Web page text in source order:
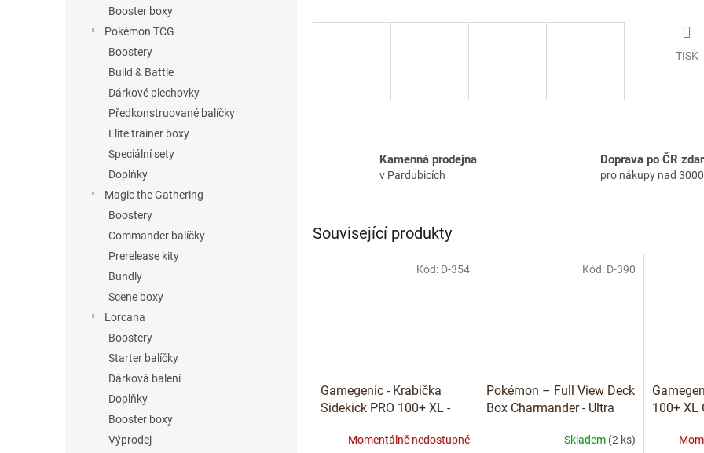
Booster boxy
Pokémon TCG
Boostery
Build & Battle
Dárkové plechovky
Předkonstruované balíčky
Elite trainer boxy
Speciální sety
Doplňky
Magic the Gathering
Boostery
Commander balíčky
Prerelease kity
Bundly
Scene boxy
Lorcana
Boostery
Starter balíčky
Dárková balení
Doplňky
Booster boxy
Výprodej
TISK
Kamenná prodejna
v Pardubicích
Doprava po ČR
pro nákupy nad
Související produkty
Gamegenic - Krabička
Sidekick PRO 100+ XL -
Teal/Pink
Momentálně nedostupné
Kód: D-354
Pokémon – Full View Deck
Box Charmander - Ultra
Skladem (2 ks)
Kód: D-390
100+ XL